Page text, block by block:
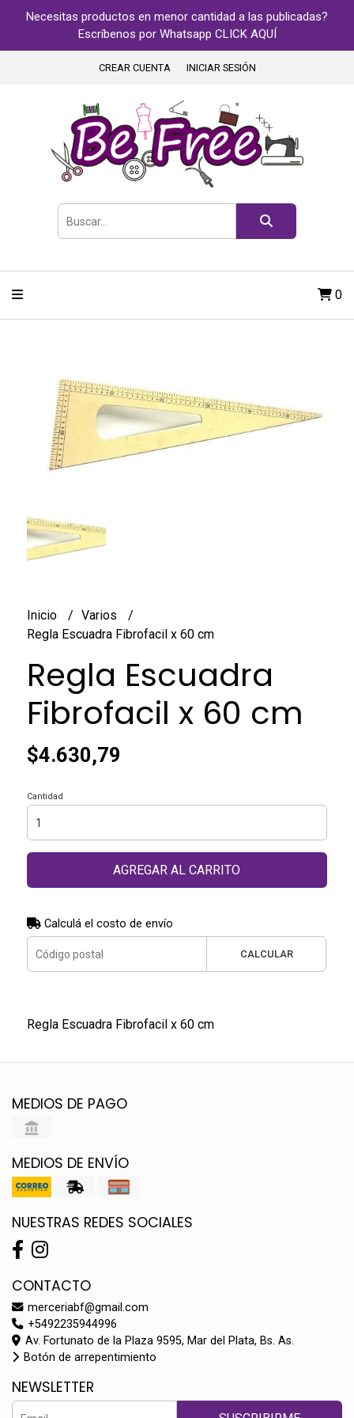
Necesitas productos en menor cantidad a las publicadas?
Escríbenos por Whatsapp CLICK AQUÍ
CREAR CUENTA INICIAR SESIÓN
0
Inicio
Varios
Regla Escuadra Fibrofacil x 60 cm
Regla Escuadra
Fibrofacil x 60 cm
$4.630,79
Cantidad
AGREGAR AL CARRITO
Calculá el costo de envío
CALCULAR
Regla Escuadra Fibrofacil x 60 cm
MEDIOS DE PAGO
MEDIOS DE ENVÍO
NUESTRAS REDES SOCIALES
CONTACTO
merceriabf@gmail.com
+5492235944996
Av. Fortunato de la Plaza 9595, Mar del Plata, Bs. As.
Botón de arrepentimiento
NEWSLETTER